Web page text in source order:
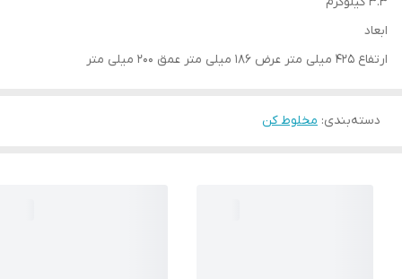
ابعاد
ارتفاع 425 میلی متر عرض 186 میلی متر عمق 200 میلی متر
دسته‌بندی: مخلوط کن